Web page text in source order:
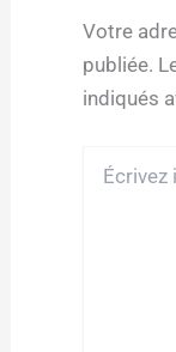
Votre
publiée.
indiqués
ici…